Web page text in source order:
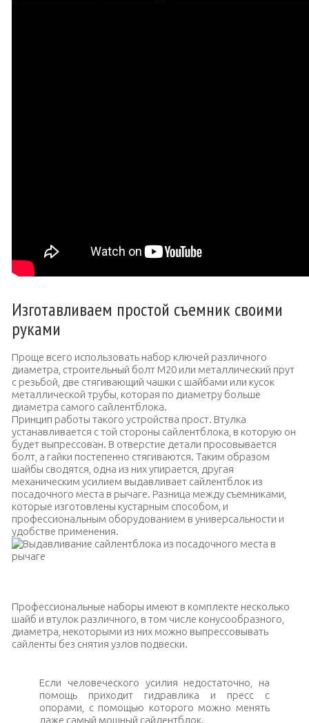
Изготавливаем простой съемник своими
руками
Проще всего использовать набор ключей различного
диаметра, строительный болт М20 или металлический прут
с резьбой, две стягивающий чашки с шайбами или кусок
металлической трубы, которая по диаметру больше
диаметра самого сайлентблока.
Принцип работы такого устройства прост. Втулка
устанавливается с той стороны сайлентблока, в которую он
будет выпрессован. В отверстие детали просовывается
болт, а гайки постепенно стягиваются. Таким образом
шайбы сводятся, одна из них упирается, другая
механическим усилием выдавливает сайлентблок из
посадочного места в рычаге. Разница между съемниками,
которые изготовлены кустарным способом, и
профессиональным оборудованием в универсальности и
удобстве применения.
Профессиональные наборы имеют в комплекте несколько
шайб и втулок различного, в том числе конусообразного,
диаметра, некоторыми из них можно выпрессовывать
сайленты без снятия узлов подвески.
Если человеческого усилия недостаточно, на
помощь приходит гидравлика и пресс с
опорами, с помощью которого можно менять
даже самый мощный сайлентблок.